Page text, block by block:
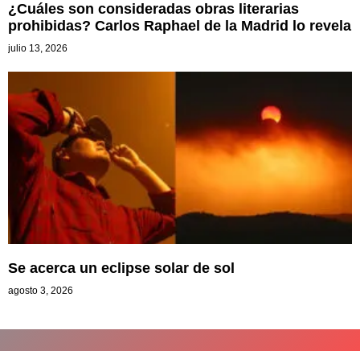
¿Cuáles son consideradas obras literarias
prohibidas? Carlos Raphael de la Madrid lo revela
julio 13, 2026
Se acerca un eclipse solar de sol
agosto 3, 2026